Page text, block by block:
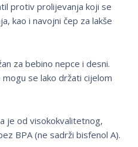
protiv prolijevanja koji se
kao i navojni čep za lakše
za bebino nepce i desni.
se lako držati cijelom
je od visokokvalitetnog,
BPA (ne sadrži bisfenol A).